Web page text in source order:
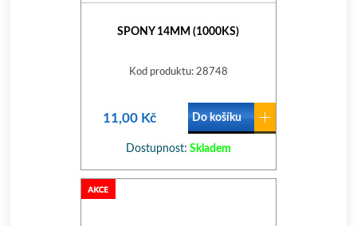
SPONY 14MM (1000KS)
Kod produktu: 28748
11,00 Kč Do košíku
Dostupnost: Skladem